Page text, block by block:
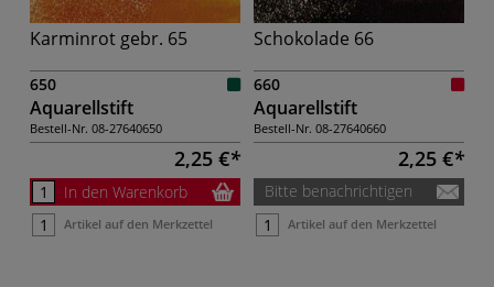
Karminrot gebr. 65
650
Aquarellstift
Bestell-Nr. 08-27640650
2,25 €
In den Warenkorb
Artikel auf den Merkzettel
Schokolade 66
660
Aquarellstift
Bestell-Nr. 08-27640660
2,25 €
Bitte benachrichtigen
Artikel auf den Merkzettel